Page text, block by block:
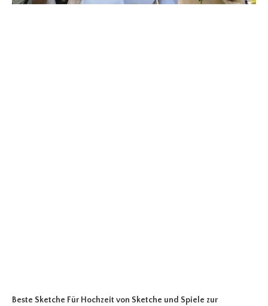
Beste Sketche Für Hochzeit von Sketche und Spiele zur